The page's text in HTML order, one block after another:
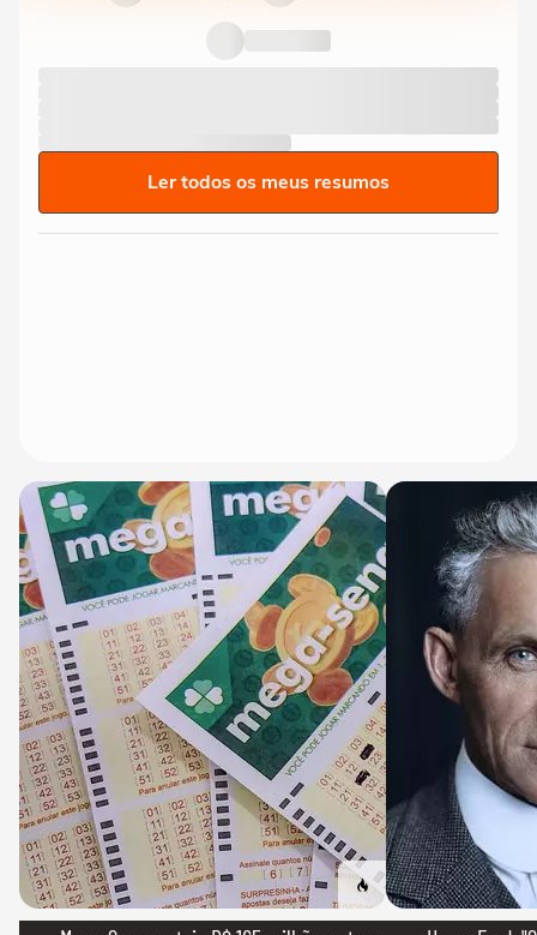
Ler todos os meus resumos